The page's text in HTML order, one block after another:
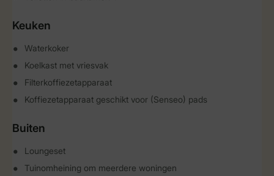
Keuken
Waterkoker
Koelkast met vriesvak
Filterkoffiezetapparaat
Koffiezetapparaat geschikt voor (Senseo) pads
Buiten
Loungeset
Tuinomheining om meerdere woningen